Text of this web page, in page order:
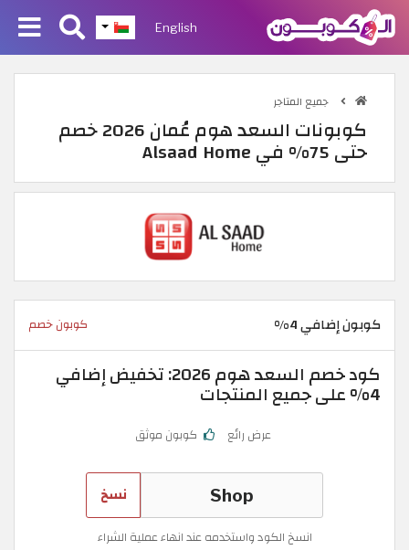
English
جميع المتاجر
كوبونات السعد هوم عُمان 2026 خصم
حتى 75% في Alsaad Home
كوبون إضافي 4% كوبون خصم
كود خصم السعد هوم 2026: تخفيض إضافي
4% على جميع المنتجات
عرض رائع كوبون موثق
نسخ
انسخ الكود واستخدمه عند انهاء عملية الشراء